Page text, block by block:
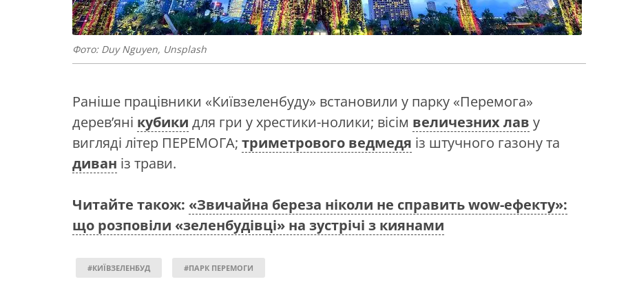
Фото: Duy Nguyen, Unsplash
Раніше працівники «Київзеленбуду» встановили у парку «Перемога»
дерев’яні кубики для гри у хрестики-нолики; вісім величезних лав у
вигляді літер ПЕРЕМОГА; триметрового ведмедя із штучного газону та
диван із трави.
Читайте також: «Звичайна береза ніколи не справить wow-ефекту»:
що розповіли «зеленбудівці» на зустрічі з киянами
#КИЇВЗЕЛЕНБУД #ПАРК ПЕРЕМОГИ